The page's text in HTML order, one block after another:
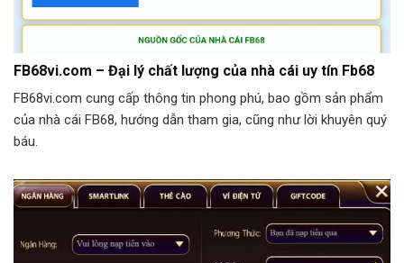
FB68vi.com – Đại lý chất lượng của nhà cái uy tín Fb68
FB68vi.com cung cấp thông tin phong phú, bao gồm sản phẩm
của nhà cái FB68, hướng dẫn tham gia, cũng như lời khuyên quý
báu.